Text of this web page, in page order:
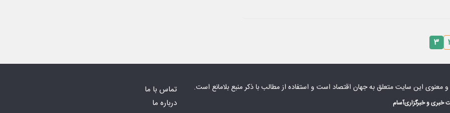
۳
معنوی این سایت متعلق بهجهان اقتصاد است و استفاده از مطالب با ذکر منبع بلامانع است.
خبری و خبرگزاریآسام
تماس با ما
درباره ما